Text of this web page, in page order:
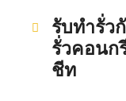
รับทำรั่ว
รั่วคอนก
ชีท